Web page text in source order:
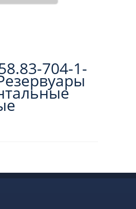
704-1-